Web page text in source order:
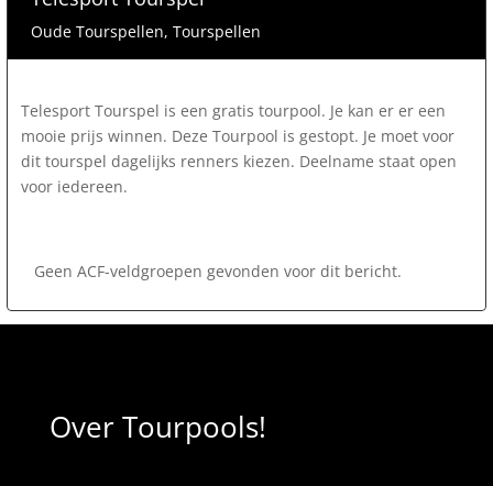
Oude Tourspellen, Tourspellen
Telesport Tourspel is een gratis tourpool. Je kan er er een
mooie prijs winnen. Deze Tourpool is gestopt. Je moet voor
dit tourspel dagelijks renners kiezen. Deelname staat open
voor iedereen.
Geen ACF-veldgroepen gevonden voor dit bericht.
Over Tourpools!